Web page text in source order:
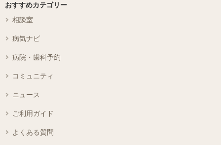
おすすめカテゴリー
相談室
病気ナビ
病院・歯科予約
コミュニティ
ニュース
ご利用ガイド
よくある質問